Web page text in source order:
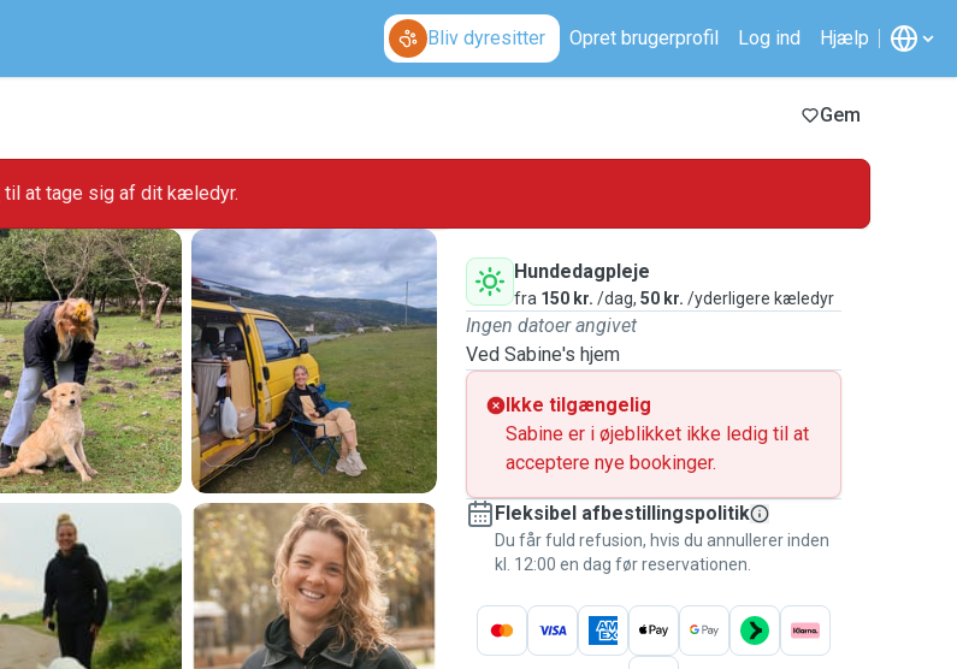
Bliv dyresitter Opret brugerprofil Log ind Hjælp
Gem
til at tage sig af dit kæledyr.
Hundedagpleje
fra 150 kr. /dag, 50 kr. /yderligere kæledyr
Ingen datoer angivet
Ved Sabine's hjem
Ikke tilgængelig
Sabine er i øjeblikket ikke ledig til at
acceptere nye bookinger.
Fleksibel afbestillingspolitik
Du får fuld refusion, hvis du annullerer inden
kl. 12:00 en dag før reservationen.